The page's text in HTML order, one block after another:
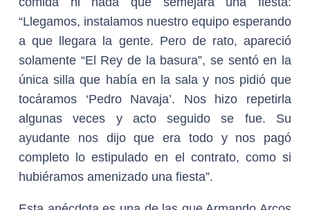
“Llegamos, instalamos nuestro equipo esperando
a que llegara la gente. Pero de rato, apareció
solamente “El Rey de la basura”, se sentó en la
única silla que había en la sala y nos pidió que
tocáramos ‘Pedro Navaja’. Nos hizo repetirla
algunas veces y acto seguido se fue. Su
ayudante nos dijo que era todo y nos pagó
completo lo estipulado en el contrato, como si
hubiéramos amenizado una fiesta”.